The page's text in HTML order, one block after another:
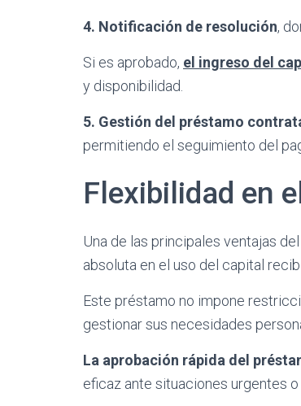
4. Notificación de resolución,
Si es aprobado, el ingreso del
y disponibilidad.
5. Gestión del préstamo
permitiendo el seguimiento del
Flexibilidad en
Una de las principales ventajas del
absoluta en el uso del capital
Este préstamo no impone
gestionar sus necesidades
La aprobación rápida del
eficaz ante situaciones urgentes